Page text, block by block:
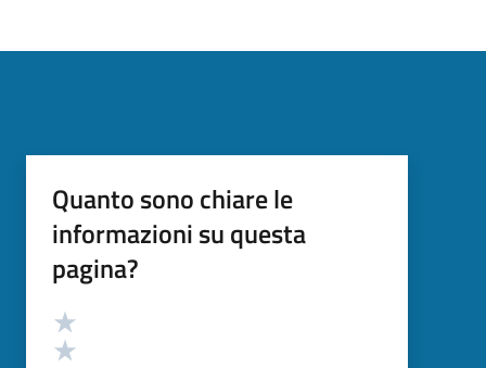
Quanto sono chiare le
informazioni su questa
pagina?
Valutazione